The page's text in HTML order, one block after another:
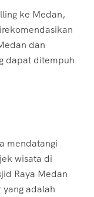
ke Medan,
dan
dapat ditempuh
mendatangi
wisata di
Raya Medan
adalah